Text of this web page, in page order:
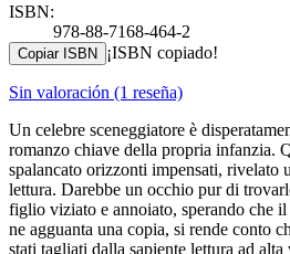
ISBN:
978-88-7168-464-2
Copiar ISBN ¡ISBN copiado!
Sin valoración (1 reseña)
Un celebre sceneggiatore è
romanzo chiave della propria infanzia.
spalancato orizzonti impensati, rivelato
lettura. Darebbe un occhio pur di
figlio viziato e annoiato, sperando che
ne agguanta una copia, si rende conto
stati tagliati dalla sapiente lettura ad